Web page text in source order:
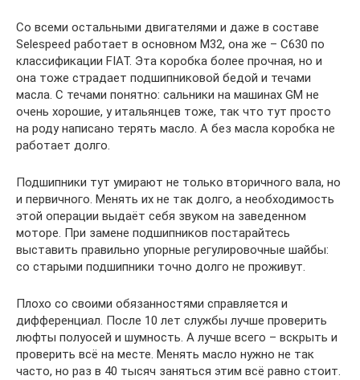
Со всеми остальными двигателями и даже в составе
Selespeed работает в основном М32, она же – C630 по
классификации FIAT. Эта коробка более прочная, но и
она тоже страдает подшипниковой бедой и течами
масла. С течами понятно: сальники на машинах GM не
очень хорошие, у итальянцев тоже, так что тут просто
на роду написано терять масло. А без масла коробка не
работает долго.
Подшипники тут умирают не только вторичного вала, но
и первичного. Менять их не так долго, а необходимость
этой операции выдаёт себя звуком на заведенном
моторе. При замене подшипников постарайтесь
выставить правильно упорные регулировочные шайбы:
со старыми подшипники точно долго не проживут.
Плохо со своими обязанностями справляется и
дифференциал. После 10 лет службы лучше проверить
люфты полуосей и шумность. А лучше всего – вскрыть и
проверить всё на месте. Менять масло нужно не так
часто, но раз в 40 тысяч заняться этим всё равно стоит.